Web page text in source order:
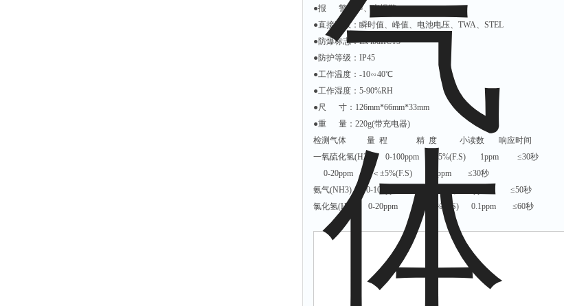
●报 警：声、光报警
●直接读数：瞬时值、峰值、电池电压、TWA、STEL
●防爆标志：Ex ibdIICT3
●防护等级：IP45
●工作温度：-10∽40℃
●工作湿度：5-90%RH
●尺 寸：126mm*66mm*33mm
●重 量：220g(带充电器)
检测气体 量 程 精 度 小读数 响应时间
一氧硫化氢(H2S) 0-100ppm ＜±5%(F.S) 1ppm ≤30秒
0-20ppm ＜±5%(F.S) 0.1ppm ≤30秒
氨气(NH3) 0-100ppm ＜±5%(F.S) 1ppm ≤50秒
氯化氢(HCL) 0-20ppm ＜±5%(F.S) 0.1ppm ≤60秒